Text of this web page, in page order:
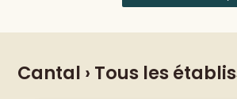
Cantal › Tous les